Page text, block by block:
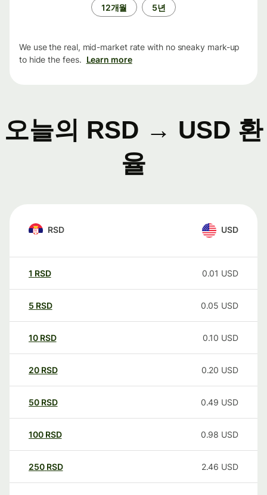
12개월 5년
We use the real, mid-market rate with no sneaky mark-up
to hide the fees. Learn more
오늘의 RSD → USD 환
율
RSD USD
1 RSD 0.01 USD
5 RSD 0.05 USD
10 RSD 0.10 USD
20 RSD 0.20 USD
50 RSD 0.49 USD
100 RSD 0.98 USD
250 RSD 2.46 USD